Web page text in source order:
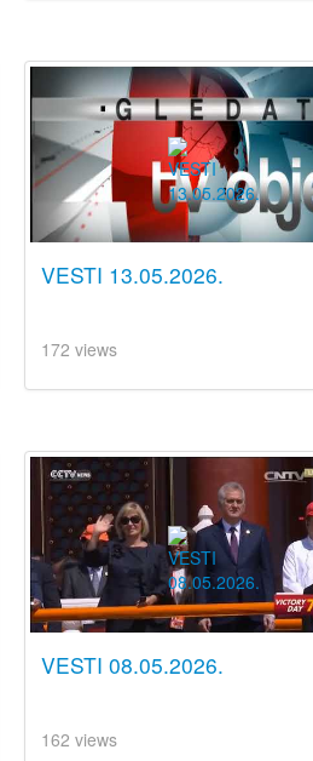
VESTI 13.05.2026.
172 views
VESTI 08.05.2026.
162 views